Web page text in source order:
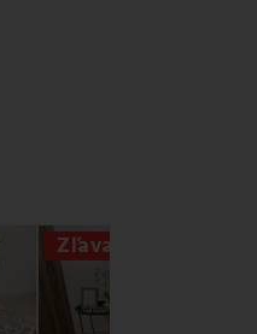
Zľava -30%